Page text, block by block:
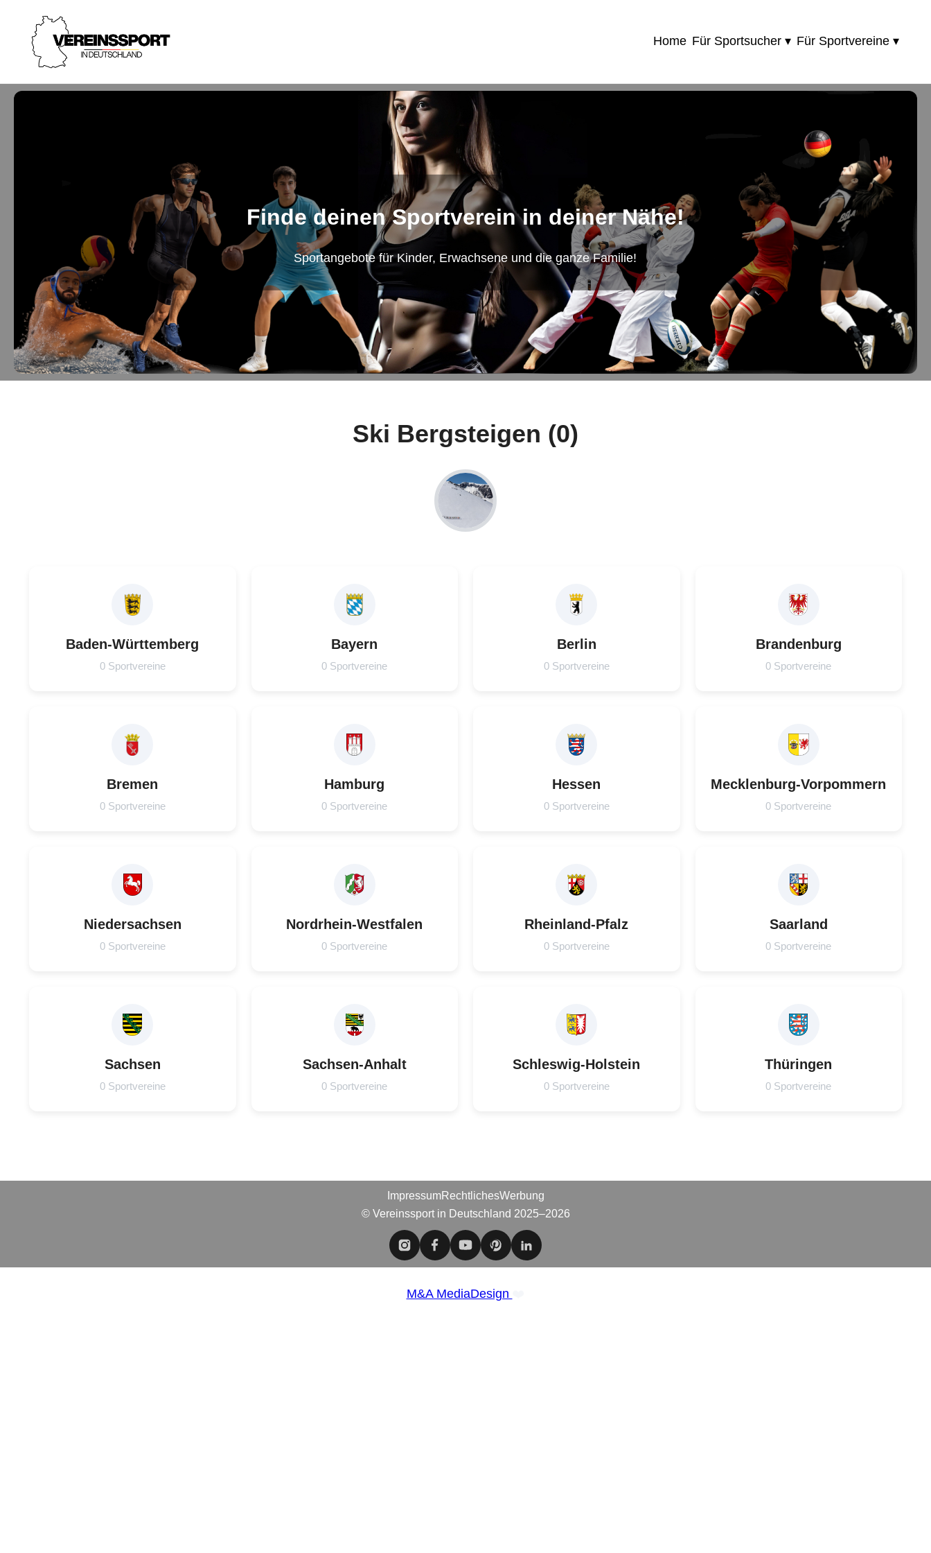
Home Für Sportsucher ▾ Für Sportvereine ▾
Finde deinen Sportverein in deiner Nähe!
Sportangebote für Kinder, Erwachsene und die ganze Familie!
Ski Bergsteigen (0)
Baden-Württemberg
0 Sportvereine
Bayern
0 Sportvereine
Berlin
0 Sportvereine
Brandenburg
0 Sportvereine
Bremen
0 Sportvereine
Hamburg
0 Sportvereine
Hessen
0 Sportvereine
Mecklenburg-Vorpommern
0 Sportvereine
Niedersachsen
0 Sportvereine
Nordrhein-Westfalen
0 Sportvereine
Rheinland-Pfalz
0 Sportvereine
Saarland
0 Sportvereine
Sachsen
0 Sportvereine
Sachsen-Anhalt
0 Sportvereine
Schleswig-Holstein
0 Sportvereine
Thüringen
0 Sportvereine
ImpressumRechtlichesWerbung
© Vereinssport in Deutschland 2025–2026
M&A MediaDesign